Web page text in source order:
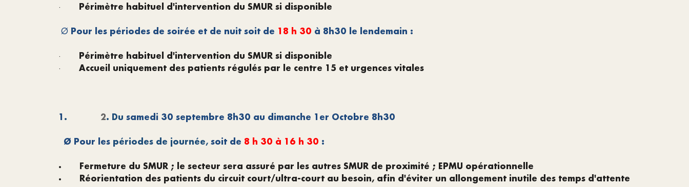
· Périmètre habituel d'intervention du SMUR si disponible
Ø Pour les périodes de soirée et de nuit soit de 18 h 30 à 8h30 le lendemain :
· Périmètre habituel d'intervention du SMUR si disponible
· Accueil uniquement des patients régulés par le centre 15 et urgences vitales
1 . 2. Du samedi 30 septembre 8h30 au dimanche 1er Octobre 8h30
Ø Pour les périodes de journée, soit de 8 h 30 à 16 h 30 :
·
Fermeture du SMUR ; le secteur sera assuré par les autres SMUR de proximité ; EPMU opérationnelle
·
Réorientation des patients du circuit court/ultra-court au besoin, afin d'éviter un allongement inutile des temps d'attente